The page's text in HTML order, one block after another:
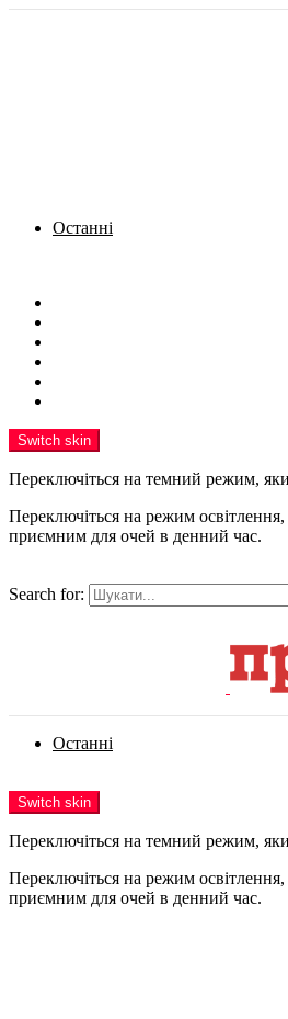
Останні
Switch skin
Переключіться на темний режим,
Переключіться на режим
приємним для очей в денний час.
Search for:
Останні
Switch skin
Переключіться на темний режим,
Переключіться на режим
приємним для очей в денний час.